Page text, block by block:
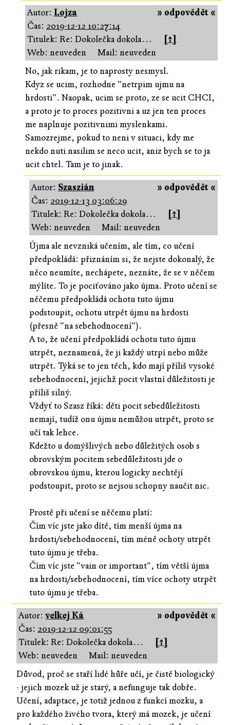
» odpovědět «
Autor: Lojza
Čas: 2019-12-12 10:27:14
Titulek: Re: Dokolečka dokola…
[↑]
Web: neuveden
Mail: neuveden
No, jak rikam, je to naprosty nesmysl.
Kdyz se ucim, rozhodne "netrpim ujmu na
hrdosti". Naopak, ucim se proto, ze se ucit CHCI,
a proto je to proces pozitivni a uz jen ten proces
me naplnuje pozitivnimi myslenkami.
Samozrejme, pokud to neni v situaci, kdy me
nekdo nuti nasilim se neco ucit, aniz bych se to ja
ucit chtel. Tam je to jinak.
» odpovědět «
Autor: Szaszián
Čas: 2019-12-13 03:06:29
Titulek: Re: Dokolečka dokola…
[↑]
Web: neuveden
Mail: neuveden
Újma ale nevzniká učením, ale tím, co učení
předpokládá: přiznáním si, že nejste dokonalý, že
něco neumíte, nechápete, neznáte, že se v něčem
mýlíte. To je pociťováno jako újma. Proto učení se
něčemu předpokládá ochotu tuto újmu
podstoupit, ochotu utrpět újmu na hrdosti
(přesně "na sebehodnocení").
A to, že učení předpokládá ochotu tuto újmu
utrpět, neznamená, že ji každý utrpí nebo může
utrpět. Týká se to jen těch, kdo mají příliš vysoké
sebehodnocení, jejichž pocit vlastní důležitosti je
příliš silný.
Vždyť to Szasz říká: děti pocit sebedůležitosti
nemají, tudíž onu újmu nemůžou utrpět, proto se
učí tak lehce.
Kdežto u domýšlivých nebo důležitých osob s
obrovským pocitem sebedůležitosti jde o
obrovskou újmu, kterou logicky nechtějí
podstoupit, proto se nejsou schopny naučit nic.
Prostě při učení se něčemu platí:
Čím víc jste jako dítě, tím menší újma na
hrdosti/sebehodnocení, tím méně ochoty utrpět
tuto újmu je třeba.
Čím víc jste "vain or important", tím větší újma
na hrdosti/sebehodnocení, tím více ochoty utrpět
tuto újmu je třeba.
» odpovědět «
Autor:velkej Ká
Čas: 2019-12-12 09:01:55
Titulek: Re: Dokolečka dokola…
[↑]
Web: neuveden
Mail: neuveden
Důvod, proč se staří lidé hůře učí, je čistě biologický
- jejich mozek už je starý, a nefunguje tak dobře.
Učení, adaptace, je totiž jednou z funkcí mozku, a
pro každého živého tvora, který má mozek, je učení